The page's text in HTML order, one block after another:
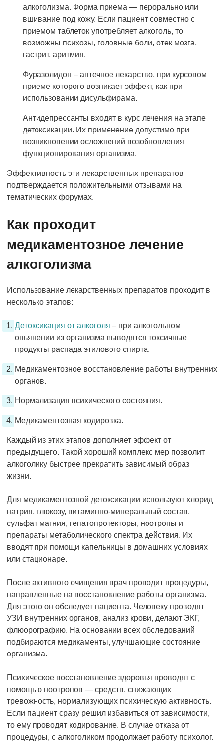
алкоголизма. Форма приема — перорально или
вшивание под кожу. Если пациент совместно с
приемом таблеток употребляет алкоголь, то
возможны психозы, головные боли, отек мозга,
гастрит, аритмия.
Фуразолидон – аптечное лекарство, при курсовом
приеме которого возникает эффект, как при
использовании дисульфирама.
Антидепрессанты входят в курс лечения на этапе
детоксикации. Их применение допустимо при
возникновении осложнений возобновления
функционирования организма.
Эффективность эти лекарственных препаратов
подтверждается положительными отзывами на
тематических форумах.
Как проходит
медикаментозное лечение
алкоголизма
Использование лекарственных препаратов проходит в
несколько этапов:
Детоксикация от алкоголя – при алкогольном
опьянении из организма выводятся токсичные
продукты распада этилового спирта.
Медикаментозное восстановление работы внутренних
органов.
Нормализация психического состояния.
Медикаментозная кодировка.
Каждый из этих этапов дополняет эффект от
предыдущего. Такой хороший комплекс мер позволит
алкоголику быстрее прекратить зависимый образ
жизни.
Для медикаментозной детоксикации используют хлорид
натрия, глюкозу, витаминно-минеральный состав,
сульфат магния, гепатопротекторы, ноотропы и
препараты метаболического спектра действия. Их
вводят при помощи капельницы в домашних условиях
или стационаре.
После активного очищения врач проводит процедуры,
направленные на восстановление работы организма.
Для этого он обследует пациента. Человеку проводят
УЗИ внутренних органов, анализ крови, делают ЭКГ,
флюорографию. На основании всех обследований
подбираются медикаменты, улучшающие состояние
организма.
Психическое восстановление здоровья проводят с
помощью ноотропов — средств, снижающих
тревожность, нормализующих психическую активность.
Если пациент сразу решил избавиться от зависимости,
то ему проводят кодирование. В случае отказа от
процедуры, с алкоголиком продолжает работу психолог.